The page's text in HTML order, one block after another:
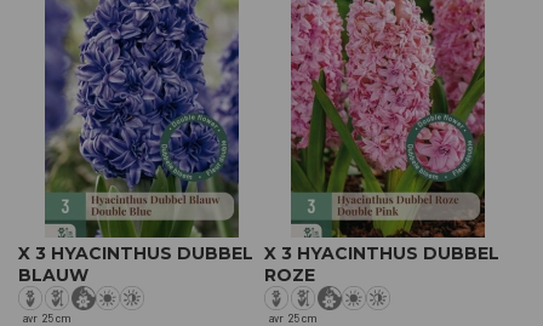
X 3 HYACINTHUS DUBBEL
BLAUW
avr 25 cm
X 3 HYACINTHUS DUBBEL
ROZE
avr 25 cm